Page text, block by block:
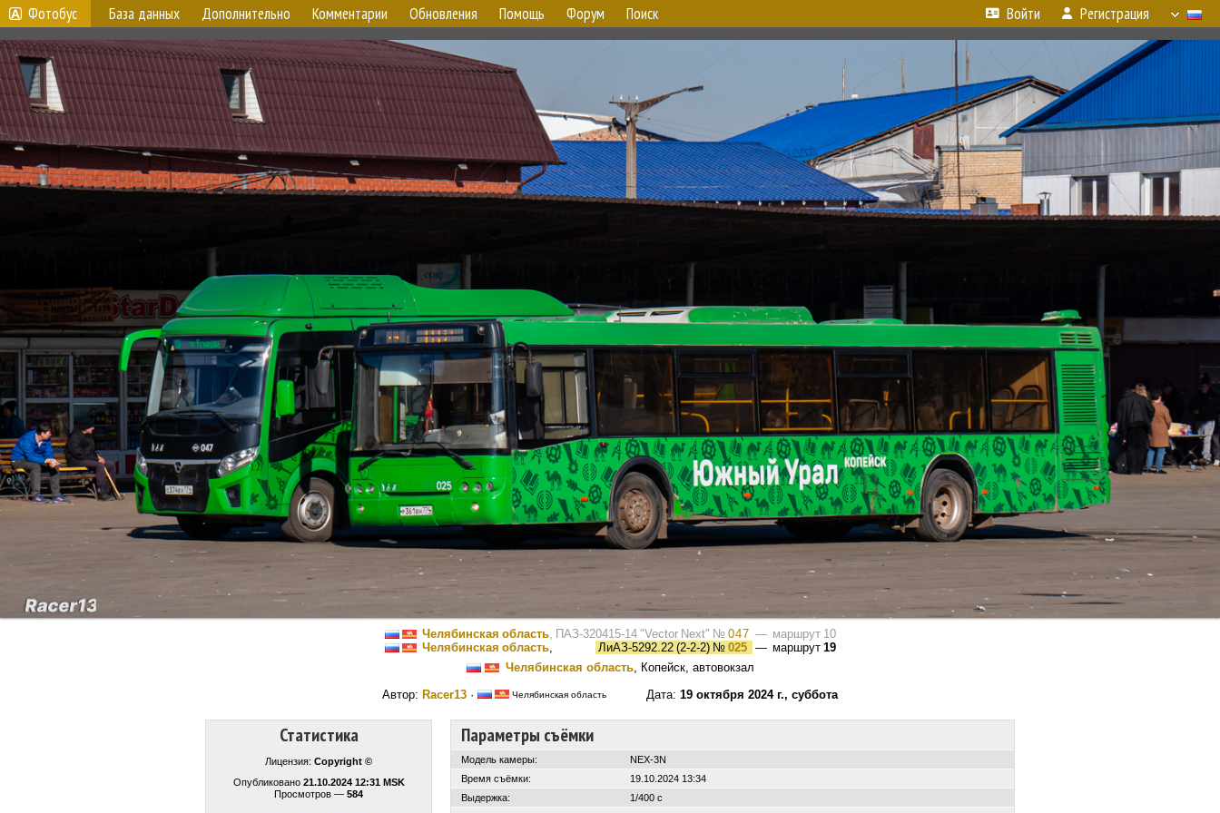
Фотобус База данных Дополнительно Комментарии Обновления Помощь Форум Поиск Войти Регистрация
Челябинская область, ПАЗ-320415-14 "Vector Next" № 047 — маршрут 10
Челябинская область, ЛиАЗ-5292.22 (2-2-2)№ 025 — маршрут 19
Челябинская область, Копейск, автовокзал
Автор: Racer13 · Челябинская область Дата: 19 октября 2024 г., суббота
Статистика
Лицензия: Copyright ©
Опубликовано 21.10.2024 12:31 MSK
Просмотров — 584
Параметры съёмки
Модель камеры:
NEX-3N
Время съёмки:
19.10.2024 13:34
Выдержка:
1/400 с